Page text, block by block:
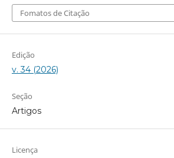
Fomatos de Citação
Edição
v. 34 (2026)
Seção
Artigos
Licença